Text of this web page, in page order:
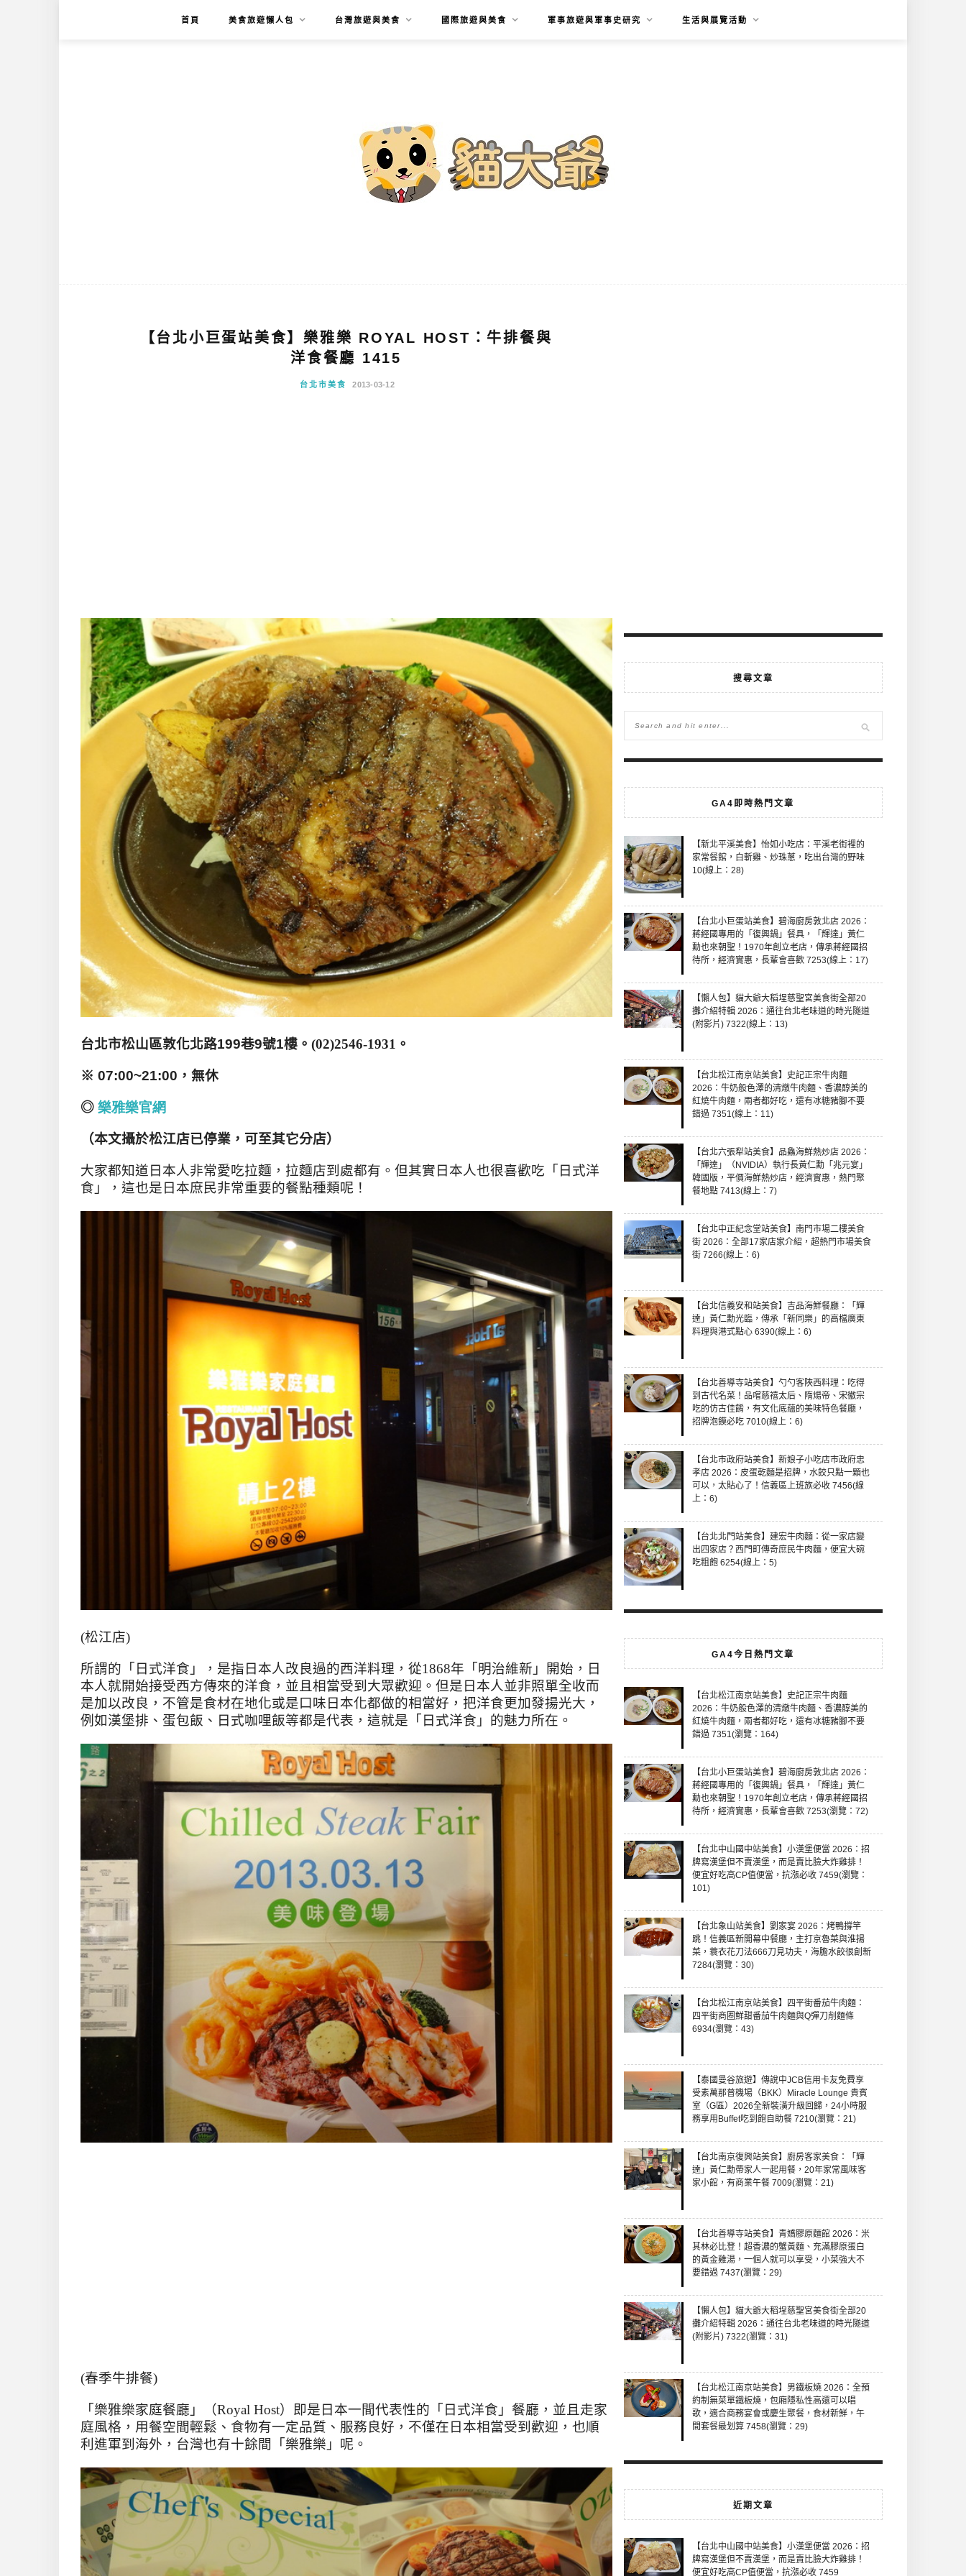
首頁 美食旅遊懶人包 台灣旅遊與美食 國際旅遊與美食 軍事旅遊與軍事史研究 生活與展覽活動
【台北小巨蛋站美食】樂雅樂 ROYAL HOST：牛排餐與
洋食餐廳 1415
台北市美食 2013-03-12
台北市松山區敦化北路199巷9號1樓。 (02)2546-1931 。
※ 07:00~21:00，無休
◎ 樂雅樂官網
（本文攝於松江店已停業，可至其它分店）
大家都知道日本人非常愛吃拉麵，拉麵店到處都有。但其實日本人也很喜歡吃「日式洋
食」，這也是日本庶民非常重要的餐點種類呢！
(松江店)
所謂的「日式洋食」，是指日本人改良過的西洋料理，從1868年「明治維新」開始，日
本人就開始接受西方傳來的洋食，並且相當受到大眾歡迎。但是日本人並非照單全收而
是加以改良，不管是食材在地化或是口味日本化都做的相當好，把洋食更加發揚光大，
例如漢堡排、蛋包飯、日式咖哩飯等都是代表，這就是「日式洋食」的魅力所在。
(春季牛排餐)
「樂雅樂家庭餐廳」（Royal Host）即是日本一間代表性的「日式洋食」餐廳，並且走家
庭風格，用餐空間輕鬆、食物有一定品質、服務良好，不僅在日本相當受到歡迎，也順
利進軍到海外，台灣也有十餘間「樂雅樂」呢。
搜尋文章
GA4即時熱門文章
【新北平溪美食】怡如小吃店：平溪老街裡的
家常餐館，白斬雞、炒珠蔥，吃出台灣的野味
10(線上：28)
【台北小巨蛋站美食】碧海廚房敦北店 2026：
蔣經國專用的「復興鍋」餐具，「輝達」黃仁
勳也來朝聖！1970年創立老店，傳承蔣經國招
待所，經濟實惠，長輩會喜歡 7253(線上：17)
【懶人包】貓大爺大稻埕慈聖宮美食街全部20
攤介紹特輯 2026：通往台北老味道的時光隧道
(附影片) 7322(線上：13)
【台北松江南京站美食】史記正宗牛肉麵
2026：牛奶般色澤的清燉牛肉麵、香濃醇美的
紅燒牛肉麵，兩者都好吃，還有冰糖豬腳不要
錯過 7351(線上：11)
【台北六張犁站美食】品鱻海鮮熱炒店 2026：
「輝達」（NVIDIA）執行長黃仁勳「兆元宴」
韓國版，平價海鮮熱炒店，經濟實惠，熱門聚
餐地點 7413(線上：7)
【台北中正紀念堂站美食】南門市場二樓美食
街 2026：全部17家店家介紹，超熱門市場美食
街 7266(線上：6)
【台北信義安和站美食】吉品海鮮餐廳：「輝
達」黃仁勳光臨，傳承「新同樂」的高檔廣東
料理與港式點心 6390(線上：6)
【台北善導寺站美食】勺勺客陜西料理：吃得
到古代名菜！品嚐慈禧太后、隋煬帝、宋徽宗
吃的仿古佳餚，有文化底蘊的美味特色餐廳，
招牌泡饃必吃 7010(線上：6)
【台北市政府站美食】新娘子小吃店市政府忠
孝店 2026：皮蛋乾麵是招牌，水餃只點一顆也
可以，太貼心了！信義區上班族必收 7456(線
上：6)
【台北北門站美食】建宏牛肉麵：從一家店變
出四家店？西門町傳奇庶民牛肉麵，便宜大碗
吃粗飽 6254(線上：5)
GA4今日熱門文章
【台北松江南京站美食】史記正宗牛肉麵
2026：牛奶般色澤的清燉牛肉麵、香濃醇美的
紅燒牛肉麵，兩者都好吃，還有冰糖豬腳不要
錯過 7351(瀏覽：164)
【台北小巨蛋站美食】碧海廚房敦北店 2026：
蔣經國專用的「復興鍋」餐具，「輝達」黃仁
勳也來朝聖！1970年創立老店，傳承蔣經國招
待所，經濟實惠，長輩會喜歡 7253(瀏覽：72)
【台北中山國中站美食】小漢堡便當 2026：招
牌寫漢堡但不賣漢堡，而是賣比臉大炸雞排！
便宜好吃高CP值便當，抗漲必收 7459(瀏覽：
101)
【台北象山站美食】劉家宴 2026：烤鴨撐竿
跳！信義區新開幕中餐廳，主打京魯菜與淮揚
菜，蓑衣花刀法666刀見功夫，海膽水餃很創新
7284(瀏覽：30)
【台北松江南京站美食】四平街番茄牛肉麵：
四平街商圈鮮甜番茄牛肉麵與Q彈刀削麵條
6934(瀏覽：43)
【泰國曼谷旅遊】傳說中JCB信用卡友免費享
受素萬那普機場（BKK）Miracle Lounge 貴賓
室（G區）2026全新裝潢升級回歸，24小時服
務享用Buffet吃到飽自助餐 7210(瀏覽：21)
【台北南京復興站美食】廚房客家美食：「輝
達」黃仁勳帶家人一起用餐，20年家常風味客
家小館，有商業午餐 7009(瀏覽：21)
【台北善導寺站美食】青嬌膠原麵館 2026：米
其林必比登！超香濃的蟹黃麵、充滿膠原蛋白
的黃金雞湯，一個人就可以享受，小菜強大不
要錯過 7437(瀏覽：29)
【懶人包】貓大爺大稻埕慈聖宮美食街全部20
攤介紹特輯 2026：通往台北老味道的時光隧道
(附影片) 7322(瀏覽：31)
【台北松江南京站美食】男鐵板燒 2026：全預
約制無菜單鐵板燒，包廂隱私性高還可以唱
歌，適合商務宴會或慶生聚餐，食材新鮮，午
間套餐最划算 7458(瀏覽：29)
近期文章
【台北中山國中站美食】小漢堡便當 2026：招
牌寫漢堡但不賣漢堡，而是賣比臉大炸雞排！
便宜好吃高CP值便當，抗漲必收 7459